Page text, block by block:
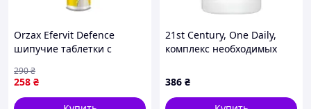
Orzax Efervit Defence
шипучие таблетки с
цинком, 20 шт.
258 ₴
290₴
21st Century, One Daily,
комплекс необходимых
CEN-27303
386 ₴